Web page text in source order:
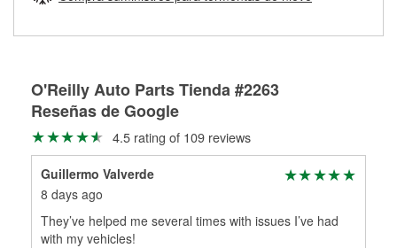
partes de reemplazo correctas para tu reparación.
O'Reilly Auto Parts Tienda #2263
Reseñas de Google
4.5 rating of 109 reviews
Guillermo Valverde
8 days ago
They’ve helped me several times with issues I’ve had
with my vehicles!